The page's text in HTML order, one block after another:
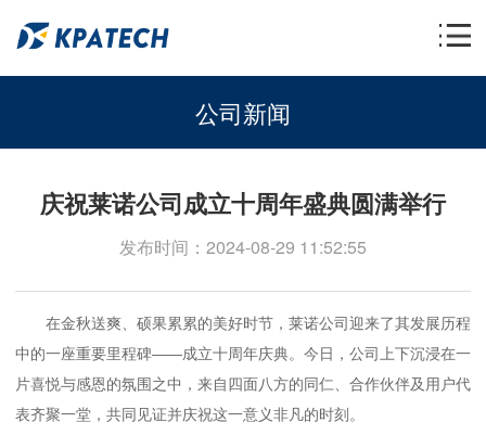
公司新闻
庆祝莱诺公司成立十周年盛典圆满举行
发布时间：2024-08-29 11:52:55
在金秋送爽、硕果累累的美好时节，莱诺公司迎来了其发展历程
中的一座重要里程碑——成立十周年庆典。今日，公司上下沉浸在一
片喜悦与感恩的氛围之中，来自四面八方的同仁、合作伙伴及用户代
表齐聚一堂，共同见证并庆祝这一意义非凡的时刻。